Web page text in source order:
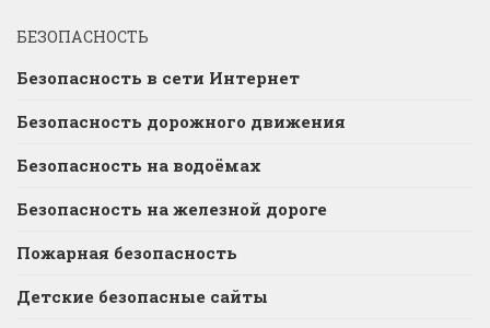
БЕЗОПАСНОСТЬ
Безопасность в сети Интернет
Безопасность дорожного движения
Безопасность на водоёмах
Безопасность на железной дороге
Пожарная безопасность
Детские безопасные сайты